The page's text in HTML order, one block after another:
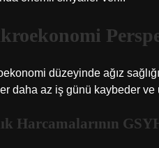
düzeyinde ağız
daha az iş günü kaybeder ve
Harcamalarının